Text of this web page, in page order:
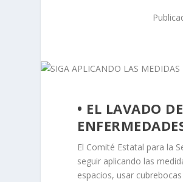
• EL LAVADO
El Comité Estatal para la
seguir aplicando las
espacios, usar